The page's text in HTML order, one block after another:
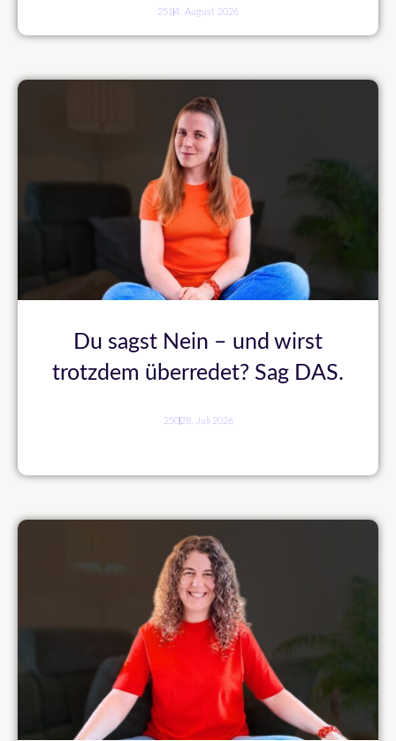
2514. August 2026
Du sagst Nein – und wirst
trotzdem überredet? Sag DAS.
250 28. Juli 2026